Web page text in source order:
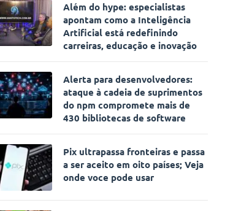
Além do hype: especialistas
apontam como a Inteligência
Artificial está redefinindo
carreiras, educação e inovação
Alerta para desenvolvedores:
ataque à cadeia de suprimentos
do npm compromete mais de
430 bibliotecas de software
Pix ultrapassa fronteiras e passa
a ser aceito em oito países; Veja
onde voce pode usar